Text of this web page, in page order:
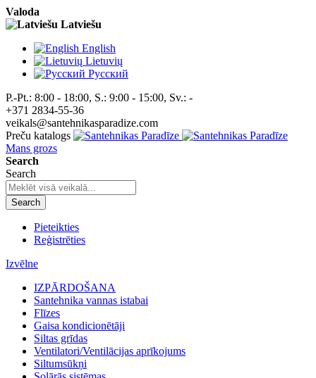
Valoda
Latviešu
English
Lietuvių
Pусский
P.-Pt.: 8:00 - 18:00, S.: 9:00 - 15:00, Sv.: -
+371 2834-55-36
veikals@santehnikasparadize.com
Preču katalogs
Mans grozs
Search
Search
Search
Pieteikties
Reģistrēties
Izvēlne
IZPĀRDOŠANA
Santehnika vannas istabai
Flīzes
Gaisa kondicionētāji
Siltas grīdas
Ventilatori/Ventilācijas aprīkojums
Siltumsūkņi